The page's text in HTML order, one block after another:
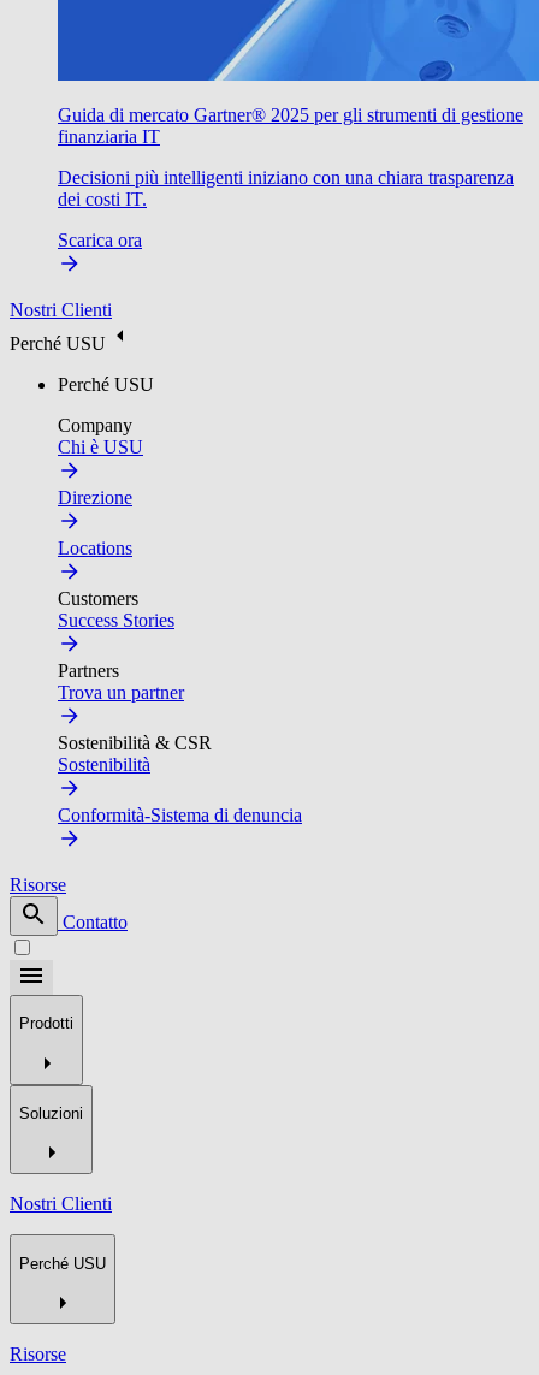
Guida di mercato Gartner® 2025 per gli strumenti di gestione
finanziaria IT
Decisioni più intelligenti iniziano con una chiara trasparenza
dei costi IT.
Scarica ora
Nostri Clienti
Perché USU
Perché USU
Company
Chi è USU
Direzione
Locations
Customers
Success Stories
Partners
Trova un partner
Sostenibilità & CSR
Sostenibilità
Conformità-Sistema di denuncia
Risorse
Contatto
Prodotti
Soluzioni
Nostri Clienti
Perché USU
Risorse